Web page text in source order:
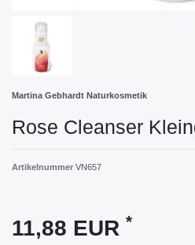
Martina Gebhardt Naturkosmetik
Rose Cleanser
Artikelnummer VN657
11,88 EUR *